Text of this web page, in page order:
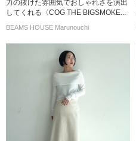
力の抜けた雰囲気でおしゃれさを演出
してくれる〈COG THE BIGSMOKE...
BEAMS HOUSE Marunouchi